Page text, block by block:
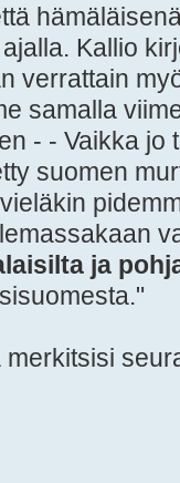
Kallio
verrattain
samalla
- - Vaikka jo
suomen
ja